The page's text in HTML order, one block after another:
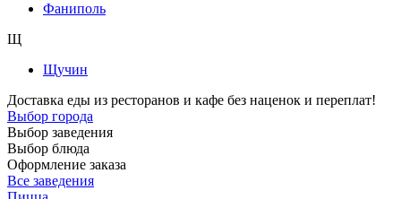
Фаниполь
Щ
Щучин
Доставка еды из ресторанов и кафе без наценок и переплат!
Выбор города
Выбор заведения
Выбор блюда
Оформление заказа
Все заведения